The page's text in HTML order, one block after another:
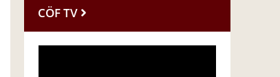
CÖF TV